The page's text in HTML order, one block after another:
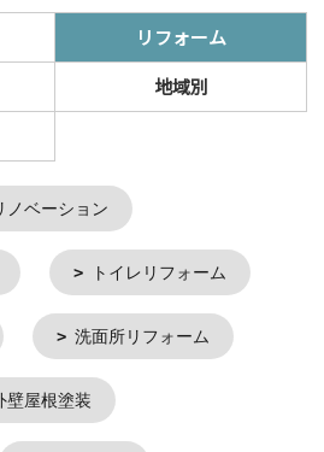
リフォーム
地域別
ノベーション
トイレリフォーム
洗面所リフォーム
壁屋根塗装